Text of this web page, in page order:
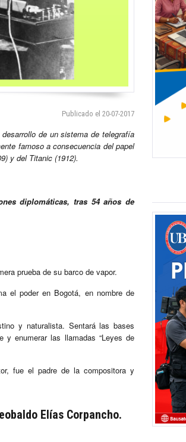
Publicado el 20-07-2017
de un sistema de telegrafía
famoso a consecuencia del papel
y del Titanic (1912).
diplomáticas, tras 54 años de
prueba de su barco de vapor.
el poder en Bogotá, en nombre de
y naturalista. Sentará las bases
y enumerar las llamadas “Leyes de
fue el padre de la compositora y
Elías Corpancho.